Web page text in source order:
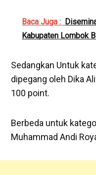
Baca Juga :
Kabupaten Lombok
Sedangkan Untuk
dipegang oleh Dika
100 point.
Berbeda untuk
Muhammad Andi